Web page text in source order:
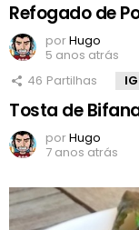
Refogado de
porHugo
5 anos atrás
46 Partilhas
Tosta de
porHugo
7 anos atrás